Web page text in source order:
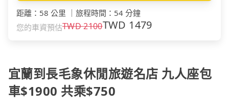
距離 ： 58 公里 旅程時間 ： 54 分鐘
您的車資預估TWD2100TWD 1479
宜蘭到長毛象休閒旅遊名店 九人座包
車$1900 共乘$750